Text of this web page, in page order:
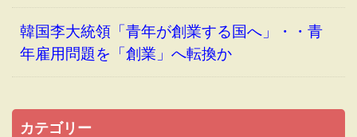
韓国李大統領「青年が創業する国へ」・・青
年雇用問題を「創業」へ転換か
カテゴリー